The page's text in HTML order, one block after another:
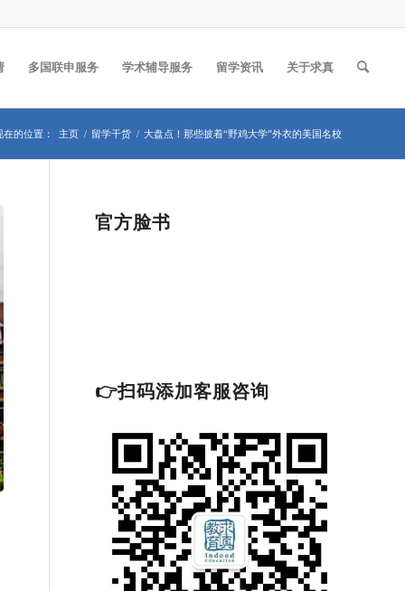
多国联申服务 学术辅导服务 留学资讯 关于求真
在的位置： 主页 / 留学干货 / 大盘点！那些披着“野鸡大学”外衣的美国名校
官方脸书
👉扫码添加客服咨询